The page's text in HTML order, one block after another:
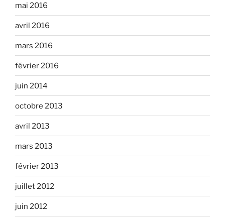
mai 2016
avril 2016
mars 2016
février 2016
juin 2014
octobre 2013
avril 2013
mars 2013
février 2013
juillet 2012
juin 2012